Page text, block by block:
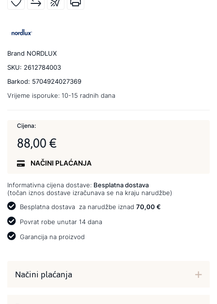
Brand NORDLUX
SKU: 2612784003
Barkod: 5704924027369
Vrijeme isporuke: 10-15 radnih dana
Cijena:
88,00 €
NAČINI PLAĆANJA
Informativna cijena dostave: Besplatna dostava
(točan iznos dostave izračunava se na kraju narudžbe)
Besplatna dostava za narudžbe iznad 70,00 €
Povrat robe unutar 14 dana
Garancija na proizvod
Načini plaćanja